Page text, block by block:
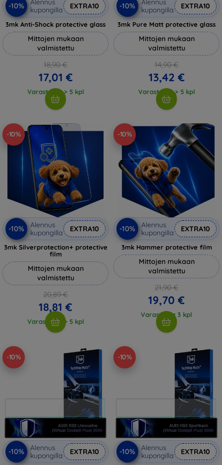
-10%
kupongilla
EXTRA10
3mk Anti-Shock protective glass
Mittojen mukaan
valmistettu
18,90 €
17,01 €
Varastossa > 5 kpl
-10%
kupongilla
EXTRA10
3mk Pure Matt protective glass
Mittojen mukaan
valmistettu
14,90 €
13,42 €
Varastossa > 5 kpl
-10%
-10%
Alennus
kupongilla
EXTRA10
3mk Silverprotection+ protective
film
Mittojen mukaan
valmistettu
20,89 €
18,81 €
Varastossa > 5 kpl
-10%
-10%
Alennus
kupongilla
EXTRA10
3mk Hammer protective film
Mittojen mukaan
valmistettu
21,90 €
19,70 €
Varastossa 3 kpl
-10%
-10%
Alennus
kupongilla
EXTRA10
-10%
-10%
Alennus
kupongilla
EXTRA10